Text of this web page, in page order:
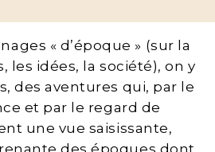
« d’époque » (sur la
les idées, la société), on y
des aventures qui, par le
et par le regard de
une vue saisissante,